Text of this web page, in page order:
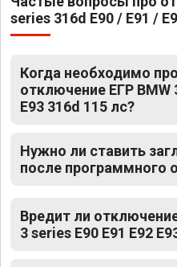
series 316d E90 / E91 /
Когда необходимо
отключение ЕГР BMW
E93 316d 115 лс?
Нужно ли ставить
после программного
Вредит ли
3 series E90 E91 E92